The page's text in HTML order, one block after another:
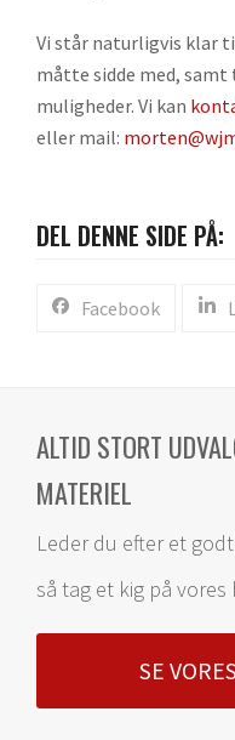
Vi står naturligvis klar
måtte sidde med,
muligheder. Vi kan
eller mail:
DEL DENNE SIDE PÅ:
Facebook
ALTID STORT
MATERIEL
Leder du efter et
så tag et kig på
SE